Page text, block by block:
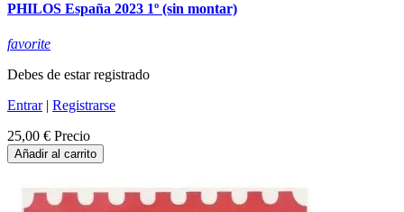
PHILOS España 2023 1º (sin montar)
favorite
Debes de estar registrado
Entrar| Registrarse
25,00 € Precio
Añadir al carrito